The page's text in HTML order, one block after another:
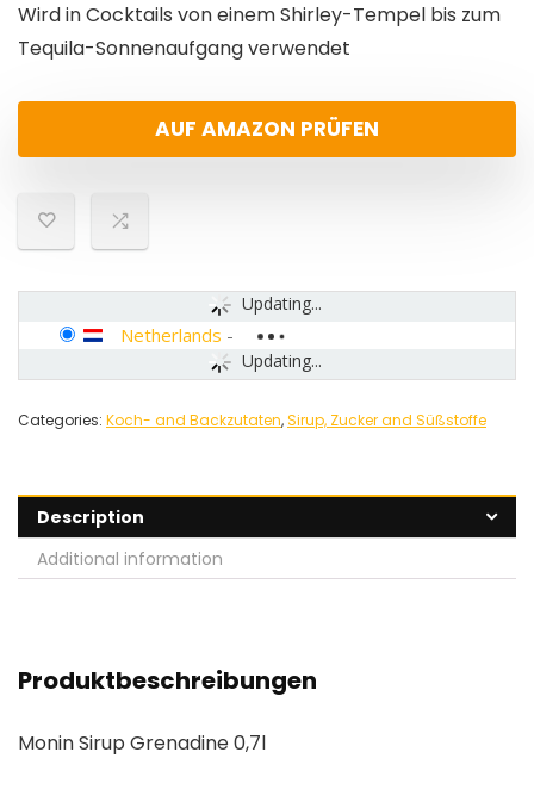
Wird in Cocktails von einem Shirley-Tempel bis zum
Tequila-Sonnenaufgang verwendet
AUF AMAZON PRÜFEN
Updating...
Updating...
Netherlands -
Categories: Koch- and Backzutaten,Sirup, Zucker and Süßstoffe
Description
Additional information
Produktbeschreibungen
Monin Sirup Grenadine 0,7l